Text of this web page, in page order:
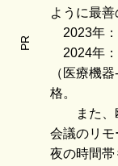
PR
ように最善
2023年：
2024年：
（医療機
格。
また、欧
会議のリ
夜の時間